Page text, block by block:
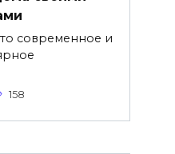
современное и
158